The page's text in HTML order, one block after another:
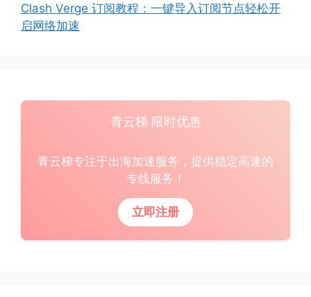
Clash Verge 订阅教程：一键导入订阅节点轻松开
启网络加速
青云梯 限时优惠
青云梯专注于出海加速服务，提供稳定高速的
专线服务！
立即注册